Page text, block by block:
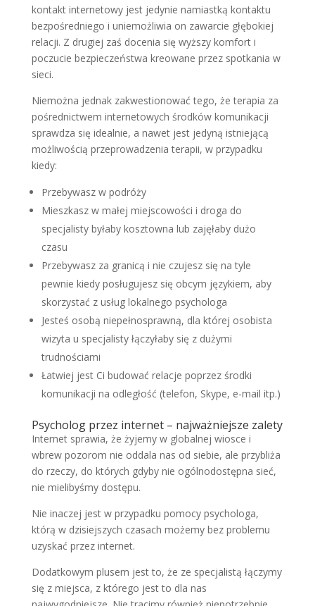
kontakt internetowy jest jedynie namiastką kontaktu
bezpośredniego i uniemożliwia on zawarcie głębokiej
relacji. Z drugiej zaś docenia się wyższy komfort i
poczucie bezpieczeństwa kreowane przez spotkania w
sieci.
Niemożna jednak zakwestionować tego, że terapia za
pośrednictwem internetowych środków komunikacji
sprawdza się idealnie, a nawet jest jedyną istniejącą
możliwością przeprowadzenia terapii, w przypadku
kiedy:
Przebywasz w podróży
Mieszkasz w małej miejscowości i droga do
specjalisty byłaby kosztowna lub zajęłaby dużo
czasu
Przebywasz za granicą i nie czujesz się na tyle
pewnie kiedy posługujesz się obcym językiem, aby
skorzystać z usług lokalnego psychologa
Jesteś osobą niepełnosprawną, dla której osobista
wizyta u specjalisty łączyłaby się z dużymi
trudnościami
Łatwiej jest Ci budować relacje poprzez środki
komunikacji na odległość (telefon, Skype, e-mail itp.)
Psycholog przez internet – najważniejsze zalety
Internet sprawia, że żyjemy w globalnej wiosce i
wbrew pozorom nie oddala nas od siebie, ale przybliża
do rzeczy, do których gdyby nie ogólnodostępna sieć,
nie mielibyśmy dostępu.
Nie inaczej jest w przypadku pomocy psychologa,
którą w dzisiejszych czasach możemy bez problemu
uzyskać przez internet.
Dodatkowym plusem jest to, że ze specjalistą łączymy
się z miejsca, z którego jest to dla nas